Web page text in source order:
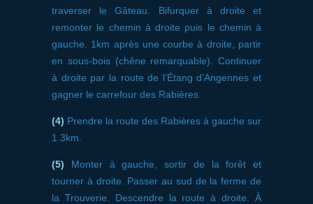
traverser le Gâteau. Bifurquer à droite et
remonter le chemin à droite puis le chemin à
gauche. 1km après une courbe à droite, partir
en sous-bois (chêne remarquable). Continuer
à droite par la route de l’Étang d’Angennes et
gagner le carrefour des Rabières.
(4) Prendre la route des Rabières à gauche sur
1.3km.
(5)
Monter à gauche, sortir de la forêt et
tourner à droite. Passer au sud de la ferme de
la Trouverie. Descendre la route à droite. À